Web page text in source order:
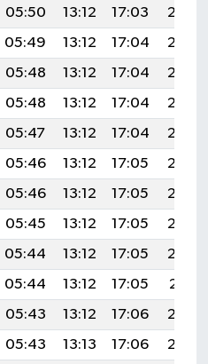
05:50 13:12 17:03
20:23
05:49 13:12 17:04
20:24
05:48 13:12 17:04
20:25
05:48 13:12 17:04
20:26
05:47 13:12 17:04
20:27
05:46 13:12 17:05
20:28
05:46 13:12 17:05
20:28
05:45 13:12 17:05
20:29
05:44 13:12 17:05
20:30
05:44 13:12 17:05
20:31
05:43 13:12 17:06
20:32
05:43 13:13 17:06
20:32